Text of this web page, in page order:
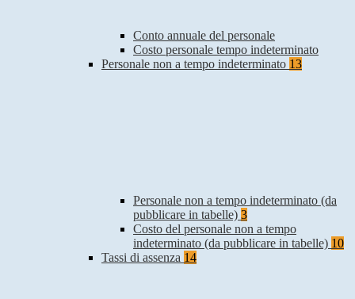
Conto annuale del personale
Costo personale tempo indeterminato
Personale non a tempo indeterminato 13
Personale non a tempo indeterminato (da
pubblicare in tabelle) 3
Costo del personale non a tempo
indeterminato (da pubblicare in tabelle) 10
Tassi di assenza 14